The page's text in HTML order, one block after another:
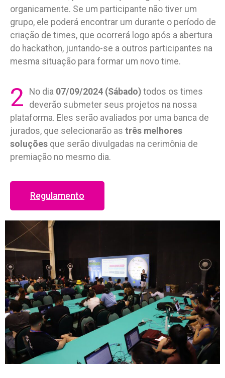
organicamente. Se um participante não tiver um
grupo, ele poderá encontrar um durante o período de
criação de times, que ocorrerá logo após a abertura
do hackathon, juntando-se a outros participantes na
mesma situação para formar um novo time.
2 No dia 07/09/2024 (Sábado) todos os times
deverão submeter seus projetos na nossa
plataforma. Eles serão avaliados por uma banca de
jurados, que selecionarão as três melhores
soluções que serão divulgadas na cerimônia de
premiação no mesmo dia.
Regulamento